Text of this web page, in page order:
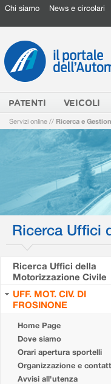
Chi siamo News e circolari
PATENTI VEICOLI
Servizi online // Ricerca e
Ricerca Uffici
Ricerca Uffici della
Motorizzazione Civile
UFF. MOT. CIV. DI
FROSINONE
Home Page
Dove siamo
Orari apertura sportelli
Organizzazione e
Avvisi all'utenza